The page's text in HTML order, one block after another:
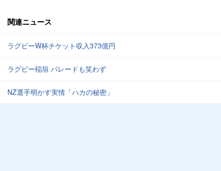
関連ニュース
ラグビーW杯チケット収入373億円
ラグビー稲垣 パレードも笑わず
NZ選手明かす実情「ハカの秘密」